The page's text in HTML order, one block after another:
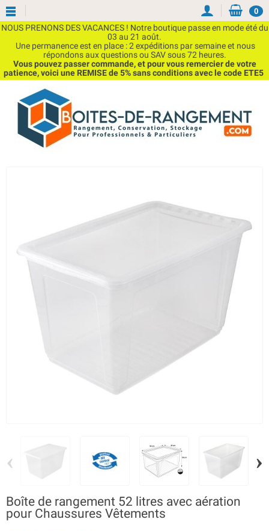
NOUS PRENONS DES VACANCES ! Notre boutique passe en mode été du
03 au 21 août.
Une permanence est en place : 2 expéditions par semaine et nous
répondons aux questions ou SAV sous 72 heures.
Vous pouvez passer commande, et pour vous remercier de votre
patience, voici une REMISE de 5% sans conditions avec le code ETE5
0
‹ ›
Boîte de rangement 52 litres avec aération
pour Chaussures Vêtements